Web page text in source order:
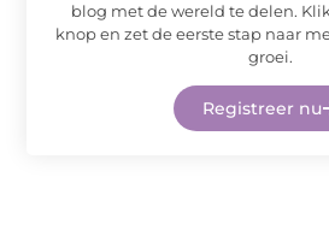
blog met de wereld te delen.
knop en zet de eerste stap naar
groei.
Registreer nu